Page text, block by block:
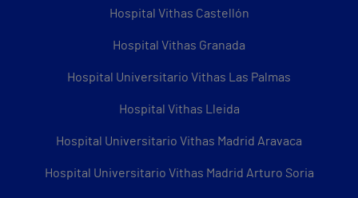
Hospital Vithas Castellón
Hospital Vithas Granada
Hospital Universitario Vithas Las Palmas
Hospital Vithas Lleida
Hospital Universitario Vithas Madrid Aravaca
Hospital Universitario Vithas Madrid Arturo Soria